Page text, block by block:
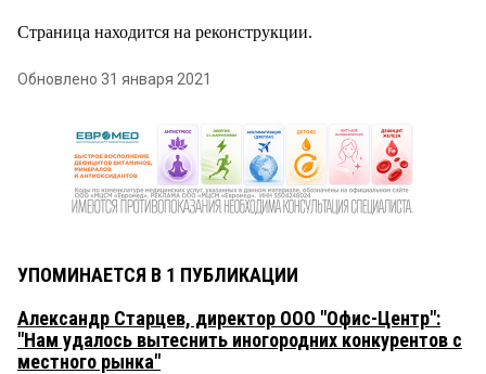
Страница находится на реконструкции.
Обновлено 31 января 2021
УПОМИНАЕТСЯ В 1 ПУБЛИКАЦИИ
Александр Старцев, директор ООО "Офис-Центр":
"Нам удалось вытеснить иногородних конкурентов с
местного рынка"